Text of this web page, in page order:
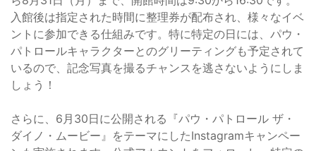
入館後は指定された時間に整理券が配布され、様々なイベ
ントに参加できる仕組みです。特に特定の日には、パウ・
パトロールキャラクターとのグリーティングも予定されて
いるので、記念写真を撮るチャンスを逃さないようにしま
しょう！
さらに、6月30日に公開される『パウ・パトロール ザ・
ダイノ・ムービー』をテーマにしたInstagramキャンペー